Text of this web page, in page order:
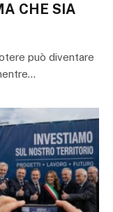
CHE SIA
può diventare